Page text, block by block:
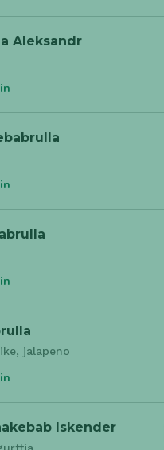
Aleksandr
jalapeno
Iskender